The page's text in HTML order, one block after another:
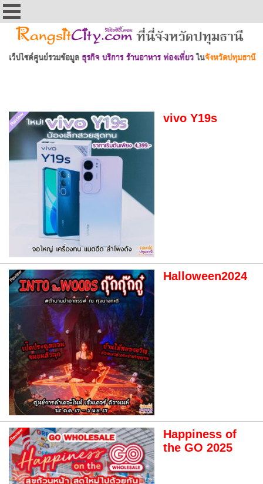
vivo Y19s
Halloween2024
Happiness of
the GO 2025